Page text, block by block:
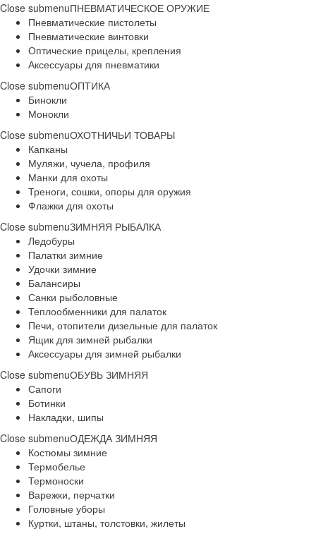
Close submenuПНЕВМАТИЧЕСКОЕ ОРУЖИЕ
Пневматические пистолеты
Пневматические винтовки
Оптические прицелы, крепления
Аксессуары для пневматики
Close submenuОПТИКА
Бинокли
Монокли
Close submenuОХОТНИЧЬИ ТОВАРЫ
Капканы
Муляжи, чучела, профиля
Манки для охоты
Треноги, сошки, опоры для оружия
Флажки для охоты
Close submenuЗИМНЯЯ РЫБАЛКА
Ледобуры
Палатки зимние
Удочки зимние
Балансиры
Санки рыболовные
Теплообменники для палаток
Печи, отопители дизельные для палаток
Ящик для зимней рыбалки
Аксессуары для зимней рыбалки
Close submenuОБУВЬ ЗИМНЯЯ
Сапоги
Ботинки
Накладки, шипы
Close submenuОДЕЖДА ЗИМНЯЯ
Костюмы зимние
Термобелье
Термоноски
Варежки, перчатки
Головные уборы
Куртки, штаны, толстовки, жилеты